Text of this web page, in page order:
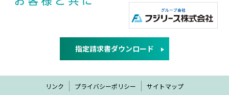
指定請求書ダウンロード
リンク プライバシーポリシー サイトマップ